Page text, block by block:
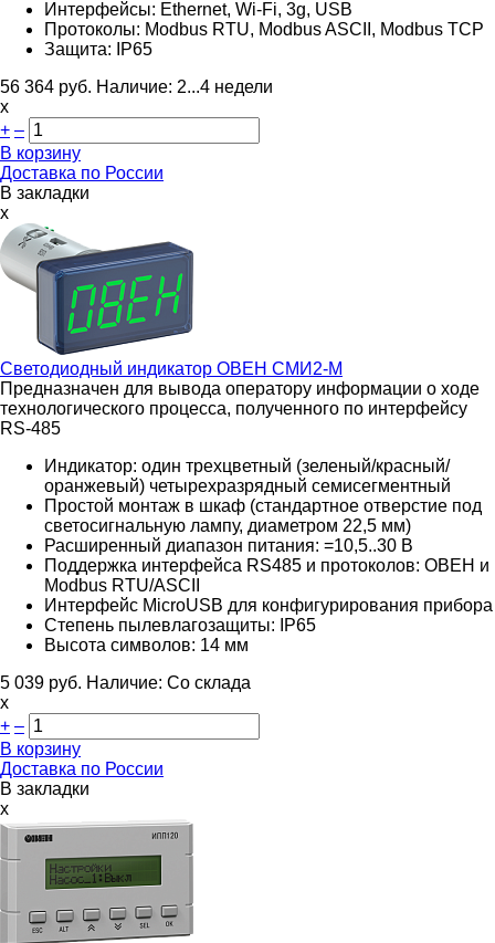
Интерфейсы: Ethernet, Wi-Fi, 3g, USB
Протоколы: Modbus RTU, Modbus ASCII, Modbus TCP
Защита: IP65
56 364 руб. Наличие: 2...4 недели
х
+ –
В корзину
Доставка по России
В закладки
x
Светодиодный индикатор ОВЕН СМИ2-М
Предназначен для вывода оператору информации о ходе
технологического процесса, полученного по интерфейсу
RS-485
Индикатор: один трехцветный (зеленый/красный/
оранжевый) четырехразрядный семисегментный
Простой монтаж в шкаф (стандартное отверстие под
светосигнальную лампу, диаметром 22,5 мм)
Расширенный диапазон питания: =10,5..30 В
Поддержка интерфейса RS485 и протоколов: ОВЕН и
Modbus RTU/ASCII
Интерфейс MicroUSB для конфигурирования прибора
Степень пылевлагозащиты: IP65
Высота символов: 14 мм
5 039 руб. Наличие: Со склада
х
+ –
В корзину
Доставка по России
В закладки
x